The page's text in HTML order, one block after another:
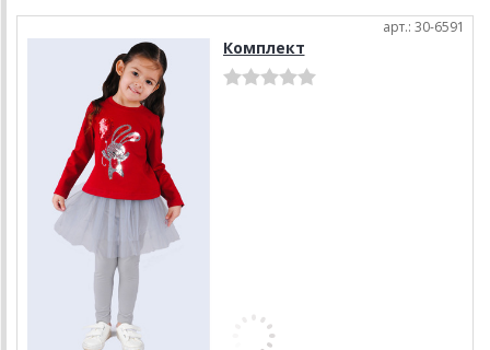
арт.: 30-6591
Комплект